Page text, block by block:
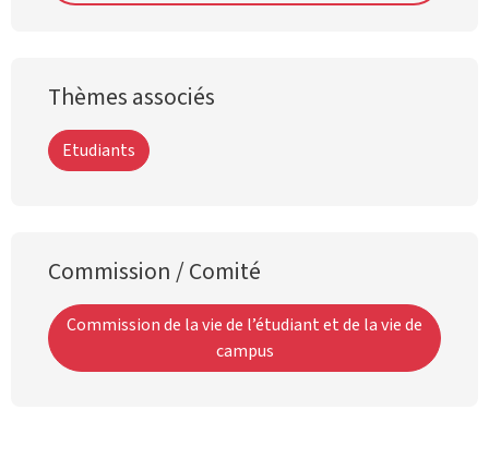
Thèmes associés
Etudiants
Commission / Comité
Commission de la vie de l’étudiant et de la vie de
campus